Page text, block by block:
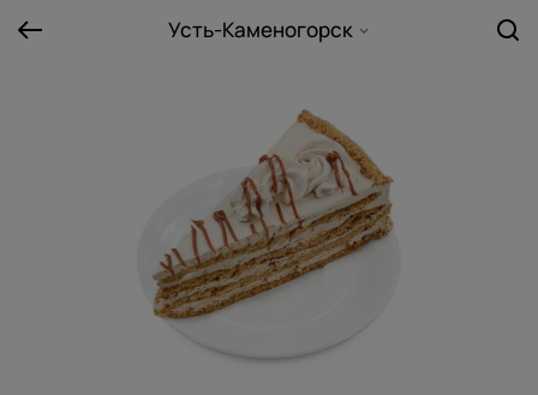
Усть-Каменогорск